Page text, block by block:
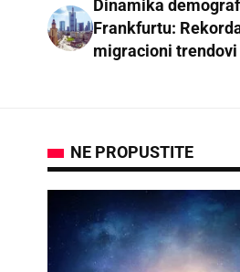
Dinamika
Frankfurtu:
migracioni trendovi
NE PROPUSTITE